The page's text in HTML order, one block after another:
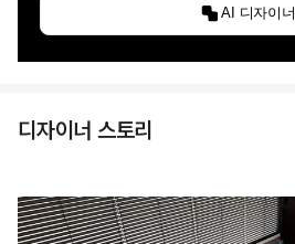
AI 디자이너
디자이너 스토리